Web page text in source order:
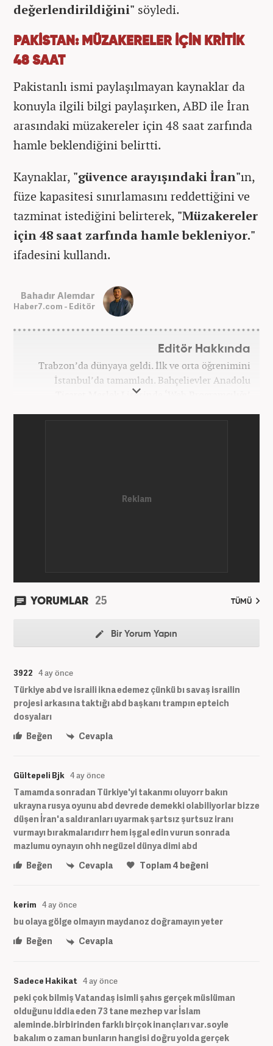
değerlendirildiğini" söyledi.
PAKİSTAN: MÜZAKERELER İÇİN KRİTİK
48 SAAT
Pakistanlı ismi paylaşılmayan kaynaklar da
konuyla ilgili bilgi paylaşırken, ABD ile İran
arasındaki müzakereler için 48 saat zarfında
hamle beklendiğini belirtti.
Kaynaklar, "güvence arayışındaki İran"ın,
füze kapasitesi sınırlamasını reddettiğini ve
tazminat istediğini belirterek, "Müzakereler
için 48 saat zarfında hamle bekleniyor."
ifadesini kullandı.
Bahadır Alemdar
Haber7.com - Editör
Editör Hakkında
Trabzon’da dünyaya geldi. İlk ve orta öğrenimini
İstanbul’da tamamladı. Bahçelievler Anadolu
Ticaret Meslek Lisesinde ‘Web Programcılığı’
ve teknoloji kategorilerinde birçok haber ve
YORUMLAR 25 TÜMÜ
Bir Yorum Yapın
3922 4 ay önce
Türkiye abd ve israili ikna edemez çünkü bı savaş israilin
projesi arkasına taktığı abd başkanı trampın epteich
dosyaları
Beğen
Cevapla
Gültepeli Bjk 4 ay önce
Tamamda sonradan Türkiye'yi takanmı oluyorr bakın
ukrayna rusya oyunu abd devrede demekki olabiliyorlar bizze
düşen İran'a saldıranları uyarmak şartsız şurtsuz iranı
vurmayı bırakmalarıdırr hem işgal edin vurun sonrada
mazlumu oynayın ohh negüzel dünya dimi abd
Beğen
Cevapla Toplam4 beğeni
kerim 4 ay önce
bu olaya gölge olmayın maydanoz doğramayın yeter
Beğen
Cevapla
Sadece Hakikat 4 ay önce
peki çok bilmiş Vatandaş isimli şahıs gerçek müslüman
olduğunu iddia eden 73 tane mezhep var İslam
aleminde.birbirinden farklı birçok inançları var.soyle
bakalım o zaman bunların hangisi doğru yolda gerçek